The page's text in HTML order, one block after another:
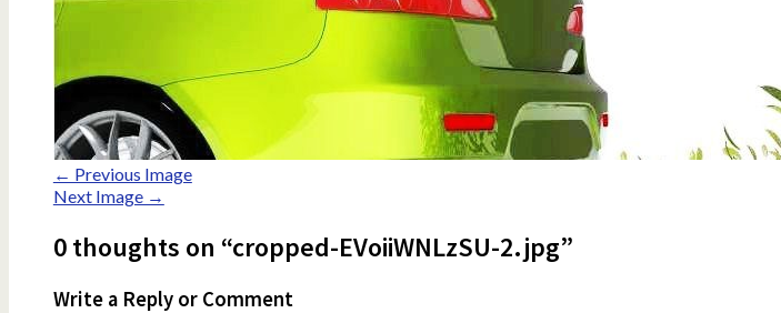
← Previous Image
Next Image →
0 thoughts on “cropped-EVoiiWNLzSU-2.jpg”
Write a Reply or Comment